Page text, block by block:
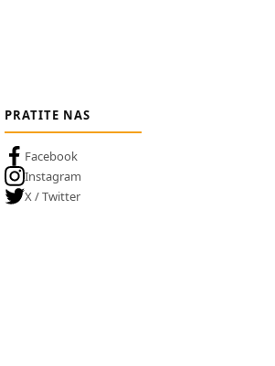
PRATITE NAS
Facebook
Instagram
X / Twitter